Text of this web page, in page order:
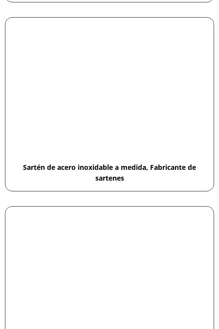
Sartén de acero inoxidable a medida, Fabricante de
sartenes